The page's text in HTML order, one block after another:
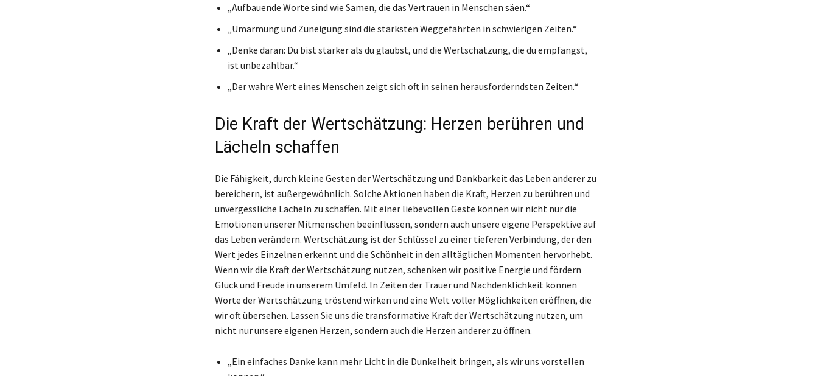
„Aufbauende Worte sind wie Samen, die das Vertrauen in Menschen säen.“
„Umarmung und Zuneigung sind die stärksten Weggefährten in schwierigen Zeiten.“
„Denke daran: Du bist stärker als du glaubst, und die Wertschätzung, die du empfängst,
ist unbezahlbar.“
„Der wahre Wert eines Menschen zeigt sich oft in seinen herausforderndsten Zeiten.“
Die Kraft der Wertschätzung: Herzen berühren und
Lächeln schaffen
Die Fähigkeit, durch kleine Gesten der Wertschätzung und Dankbarkeit das Leben anderer zu
bereichern, ist außergewöhnlich. Solche Aktionen haben die Kraft, Herzen zu berühren und
unvergessliche Lächeln zu schaffen. Mit einer liebevollen Geste können wir nicht nur die
Emotionen unserer Mitmenschen beeinflussen, sondern auch unsere eigene Perspektive auf
das Leben verändern. Wertschätzung ist der Schlüssel zu einer tieferen Verbindung, der den
Wert jedes Einzelnen erkennt und die Schönheit in den alltäglichen Momenten hervorhebt.
Wenn wir die Kraft der Wertschätzung nutzen, schenken wir positive Energie und fördern
Glück und Freude in unserem Umfeld. In Zeiten der Trauer und Nachdenklichkeit können
Worte der Wertschätzung tröstend wirken und eine Welt voller Möglichkeiten eröffnen, die
wir oft übersehen. Lassen Sie uns die transformative Kraft der Wertschätzung nutzen, um
nicht nur unsere eigenen Herzen, sondern auch die Herzen anderer zu öffnen.
„Ein einfaches Danke kann mehr Licht in die Dunkelheit bringen, als wir uns vorstellen